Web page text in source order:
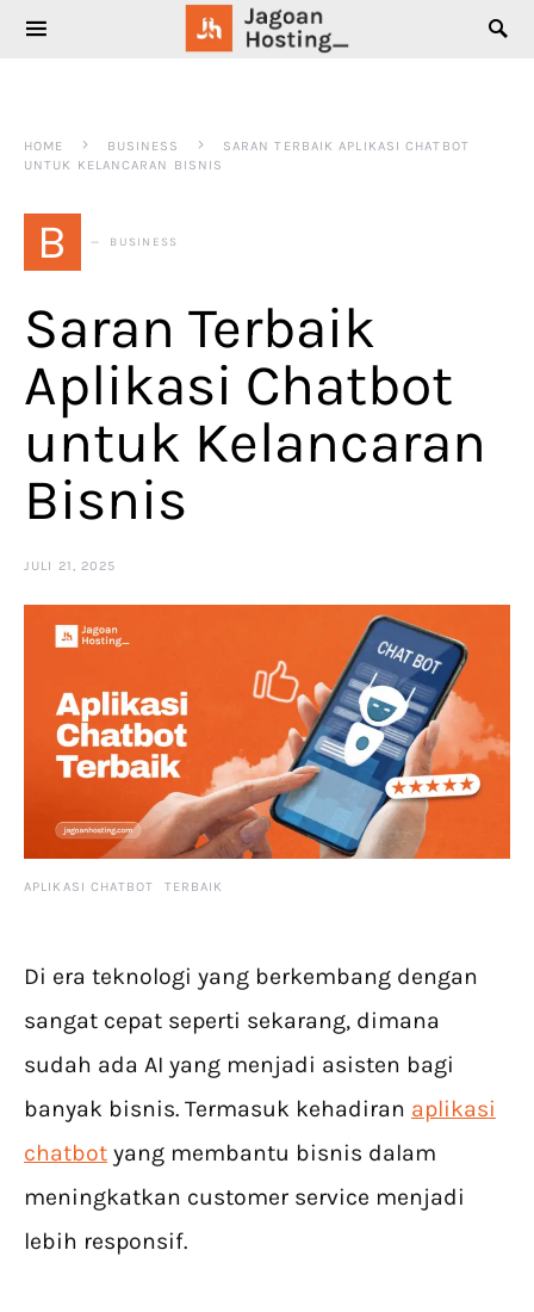
SEARCH FOR:
HOME BUSINESS
SARAN TERBAIK APLIKASI CHATBOT
UNTUK KELANCARAN BISNIS
B BUSINESS
Saran Terbaik
Aplikasi Chatbot
untuk Kelancaran
Bisnis
JULI 21, 2025
APLIKASI CHATBOT TERBAIK
Di era teknologi yang berkembang dengan
sangat cepat seperti sekarang, dimana
sudah ada AI yang menjadi asisten bagi
banyak bisnis. Termasuk kehadiran aplikasi
chatbot yang membantu bisnis dalam
meningkatkan customer service menjadi
lebih responsif.